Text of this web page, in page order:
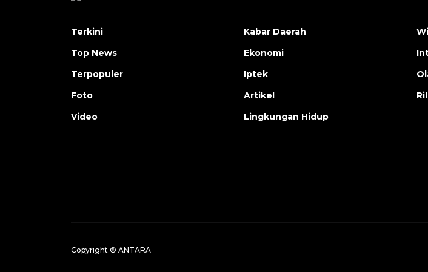
Terkini
Top News
Terpopuler
Foto
Video
Kabar Daerah
Ekonomi
Iptek
Artikel
Lingkungan Hidup
Copyright © ANTARA